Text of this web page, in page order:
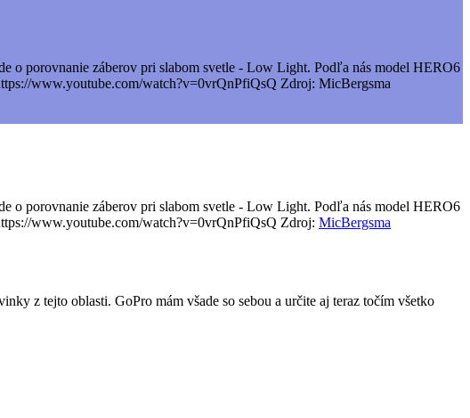
o porovnanie záberov pri slabom svetle - Low Light. Podľa nás model HERO6
www.youtube.com/watch?v=0vrQnPfiQsQ Zdroj: MicBergsma
o porovnanie záberov pri slabom svetle - Low Light. Podľa nás model HERO6
www.youtube.com/watch?v=0vrQnPfiQsQ Zdroj: MicBergsma
z tejto oblasti. GoPro mám všade so sebou a určite aj teraz točím všetko